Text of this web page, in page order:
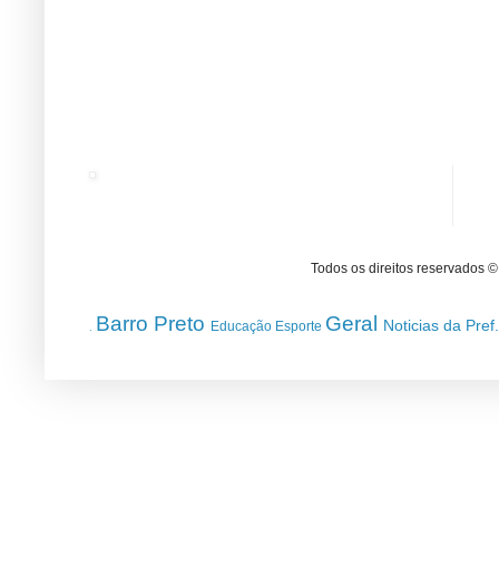
Todos os direitos reservados
Barro Preto Educação Esporte Geral Noticias da